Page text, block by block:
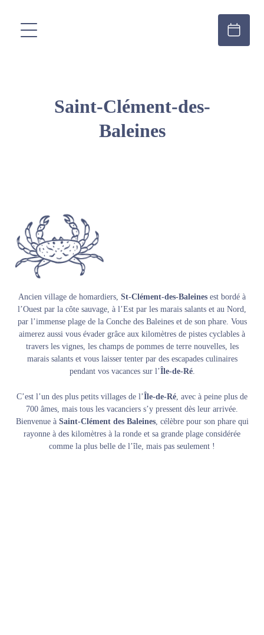
Saint-Clément-des-
Baleines
Ancien village de homardiers, St-Clément-des-Baleines est bordé à
l’Ouest par la côte sauvage, à l’Est par les marais salants et au Nord,
par l’immense plage de la Conche des Baleines et de son phare. Vous
aimerez aussi vous évader grâce aux kilomètres de pistes cyclables à
travers les vignes, les champs de pommes de terre nouvelles, les
marais salants et vous laisser tenter par des escapades culinaires
pendant vos vacances sur l’Île-de-Ré.
C’est l’un des plus petits villages de l’Île-de-Ré , avec à peine plus de
700 âmes, mais tous les vacanciers s’y pressent dès leur arrivée.
Bienvenue à Saint-Clément des Baleines, célèbre pour son phare qui
rayonne à des kilomètres à la ronde et sa grande plage considérée
comme la plus belle de l’île, mais pas seulement !